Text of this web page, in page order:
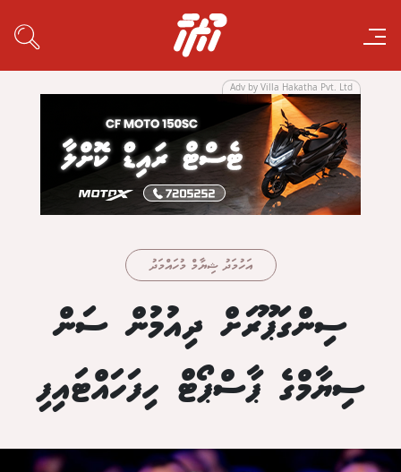
Adv by Villa Hakatha Pvt. Ltd
އަހުމަދު ޝިޔާމް މުހައްމަދު
ސިންގަޕޫރަށް ދިއުމުން ސަން
ސިޔާމްގެ ޕާސްޕޯޓް ހިފަހައްޓައިފި